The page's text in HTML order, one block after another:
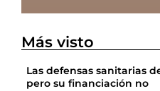
Más visto
Las defensas sanitarias
pero su financiación no